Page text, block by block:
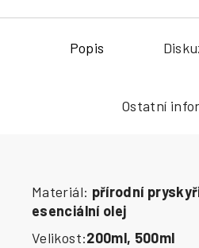
Popis
Ostatní
Materiál: přírodní
esenciální olej
Velikost:200ml, 500ml